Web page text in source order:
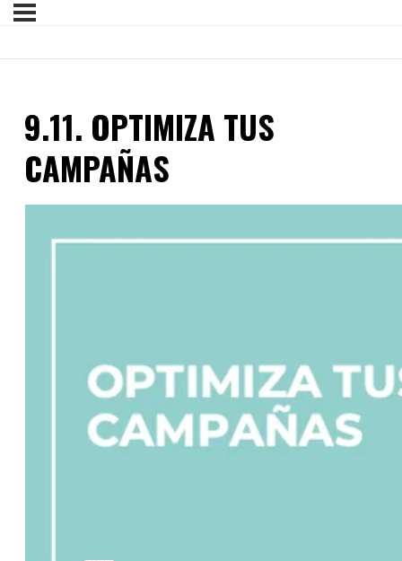
9.11. OPTIMIZA TUS
CAMPAÑAS